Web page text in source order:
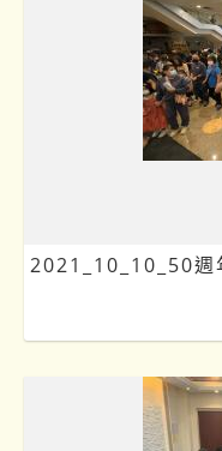
2021_10_10_50週